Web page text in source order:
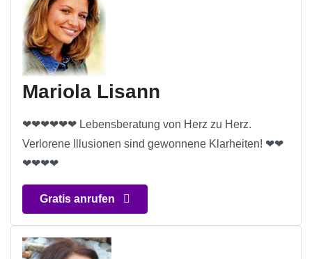
Mariola Lisann
❤❤❤❤❤❤ Lebensberatung von Herz zu Herz.
Verlorene Illusionen sind gewonnene Klarheiten! ❤❤
❤❤❤❤
Gratis anrufen